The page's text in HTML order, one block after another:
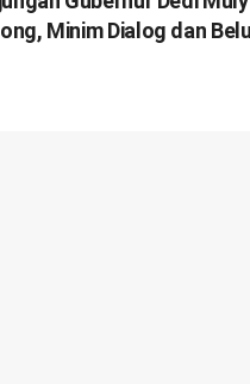
Minim Dialog dan